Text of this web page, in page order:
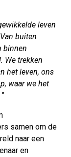
leven
buiten
binnen
We trekken
het leven, ons
waar we het
”
samen om de
naar een
en